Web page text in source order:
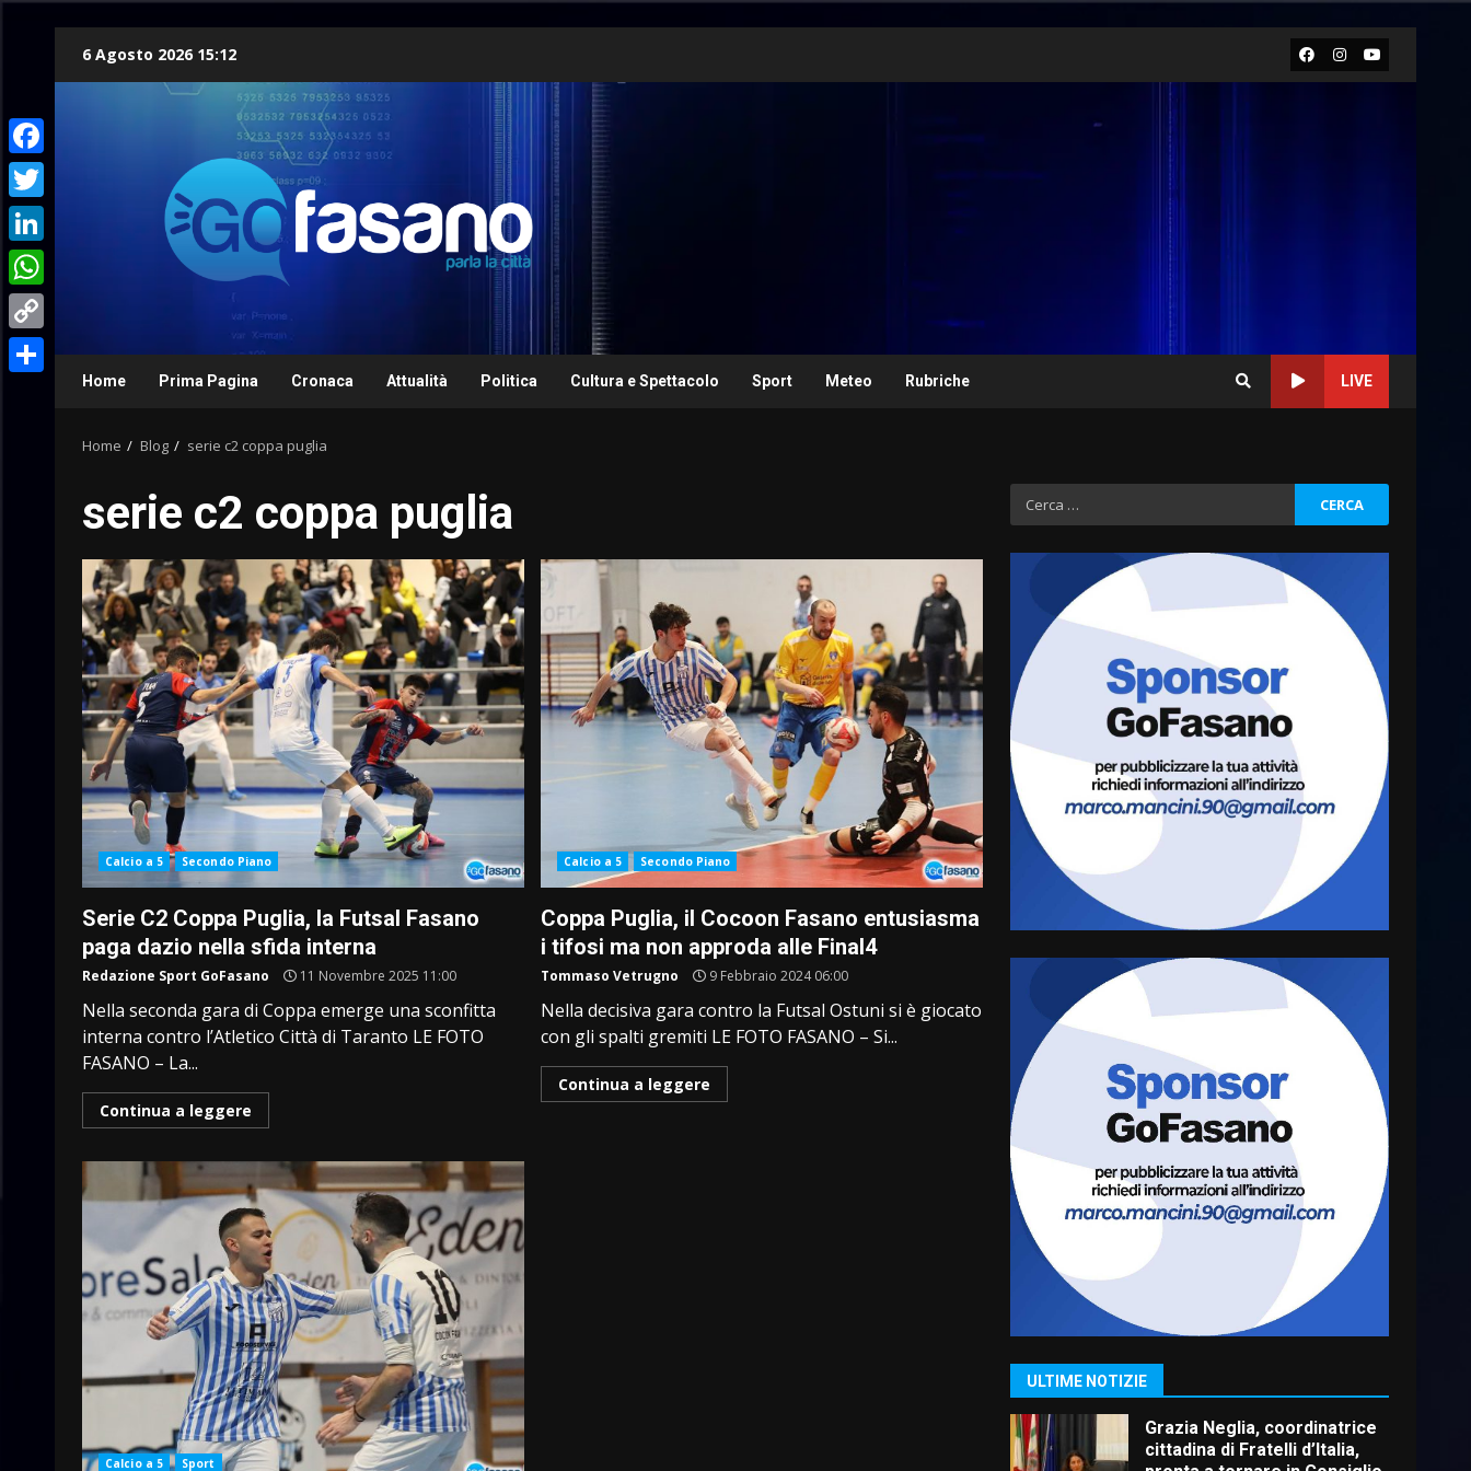
6 Agosto 2026 15:12 Facebook
Instagram
Youtube
Home Prima Pagina Cronaca Attualità Politica Cultura e Spettacolo Sport Meteo Rubriche LIVE
Home Blog serie c2 coppa puglia
serie c2 coppa puglia
Calcio a 5 Secondo Piano
Serie C2 Coppa Puglia, la Futsal Fasano
paga dazio nella sfida interna
Redazione Sport GoFasano 11 Novembre 2025 11:00
Nella seconda gara di Coppa emerge una sconfitta
interna contro l’Atletico Città di Taranto LE FOTO
FASANO – La...
Continua a leggere
Calcio a 5 Secondo Piano
Coppa Puglia, il Cocoon Fasano entusiasma
i tifosi ma non approda alle Final4
Tommaso Vetrugno 9 Febbraio 2024 06:00
Nella decisiva gara contro la Futsal Ostuni si è giocato
con gli spalti gremiti LE FOTO FASANO – Si...
Continua a leggere
Calcio a 5 Sport
Ricerca
per:
ULTIME NOTIZIE
Cura dei beni comuni e
cittadinanza attiva: online
l’avviso per la gestione
condivisa della Villetta di
Laureto
6 Agosto 2026 06:20
4
La magia del Minareto e la
prima assoluta de “L’Albergo
Belvedere. Il rapimento”
5
Serie D, l’Us Fasano è
escluso dal campionato
Truffatori in azione nelle
frazioni fasanesi
5 Agosto 2026 11:03
7
Residenti di Savelletri
scrivono al Prefetto: “Noi
cittadini di serie B”
5 Agosto 2026 06:15
1
Carta d’identità: continua il
piano di aperture
straordinarie del Comune di
Grazia Neglia, coordinatrice
cittadina di Fratelli d’Italia,
Facebook
Twitter
LinkedIn
WhatsApp
Copy